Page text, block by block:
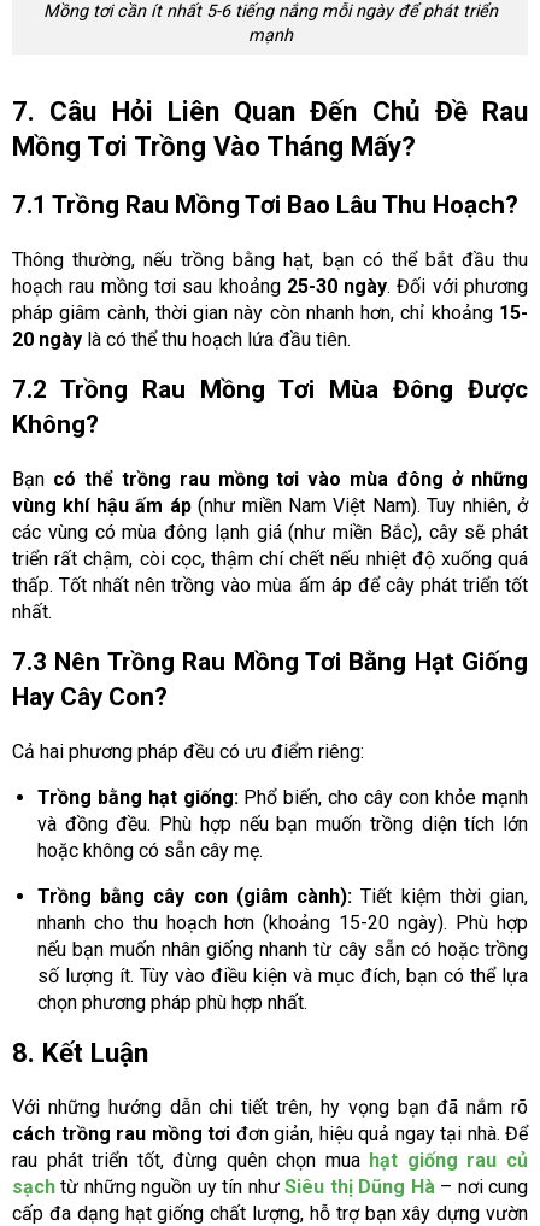
Mồng tơi cần ít nhất 5-6 tiếng nắng mỗi ngày để phát triển
mạnh
7. Câu Hỏi Liên Quan Đến Chủ Đề Rau
Mồng Tơi Trồng Vào Tháng Mấy?
7.1 Trồng Rau Mồng Tơi Bao Lâu Thu Hoạch?
Thông thường, nếu trồng bằng hạt, bạn có thể bắt đầu thu
hoạch rau mồng tơi sau khoảng 25-30 ngày. Đối với phương
pháp giâm cành, thời gian này còn nhanh hơn, chỉ khoảng 15-
20 ngày là có thể thu hoạch lứa đầu tiên.
7.2 Trồng Rau Mồng Tơi Mùa Đông Được
Không?
Bạn có thể trồng rau mồng tơi vào mùa đông ở những
vùng khí hậu ấm áp(như miền Nam Việt Nam). Tuy nhiên, ở
các vùng có mùa đông lạnh giá (như miền Bắc), cây sẽ phát
triển rất chậm, còi cọc, thậm chí chết nếu nhiệt độ xuống quá
thấp. Tốt nhất nên trồng vào mùa ấm áp để cây phát triển tốt
nhất.
7.3 Nên Trồng Rau Mồng Tơi Bằng Hạt Giống
Hay Cây Con?
Cả hai phương pháp đều có ưu điểm riêng:
Trồng bằng hạt giống:Phổ biến, cho cây con khỏe mạnh
và đồng đều. Phù hợp nếu bạn muốn trồng diện tích lớn
hoặc không có sẵn cây mẹ.
Trồng bằng cây con (giâm cành): Tiết kiệm thời gian,
nhanh cho thu hoạch hơn (khoảng 15-20 ngày). Phù hợp
nếu bạn muốn nhân giống nhanh từ cây sẵn có hoặc trồng
số lượng ít. Tùy vào điều kiện và mục đích, bạn có thể lựa
chọn phương pháp phù hợp nhất.
8. Kết Luận
Với những hướng dẫn chi tiết trên, hy vọng bạn đã nắm rõ
cách trồng rau mồng tơi đơn giản, hiệu quả ngay tại nhà. Để
rau phát triển tốt, đừng quên chọn mua hạt giống rau củ
sạch từ những nguồn uy tín nhưSiêu thị Dũng Hà– nơi cung
cấp đa dạng hạt giống chất lượng, hỗ trợ bạn xây dựng vườn